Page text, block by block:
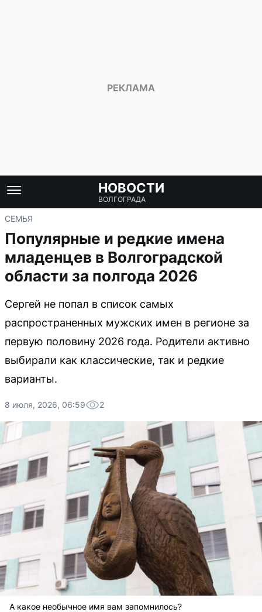
НОВОСТИ
ВОЛГОГРАДА
СЕМЬЯ
Популярные и редкие имена
младенцев в Волгоградской
области за полгода 2026
Сергей не попал в список самых
распространенных мужских имен в регионе за
первую половину 2026 года. Родители активно
выбирали как классические, так и редкие
варианты.
8 июля, 2026, 06:59 2
А какое необычное имя вам запомнилось?